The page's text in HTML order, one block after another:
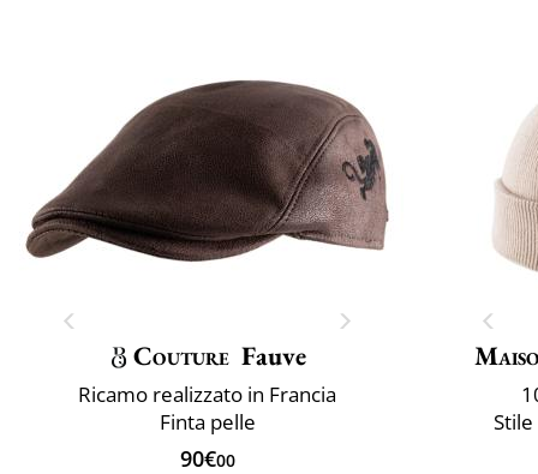
Couture Fauve
Ricamo realizzato in Francia
Finta pelle
90€00